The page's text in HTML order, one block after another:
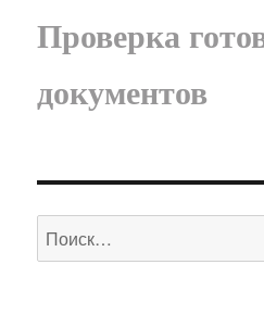
Проверка
документов
Искать: